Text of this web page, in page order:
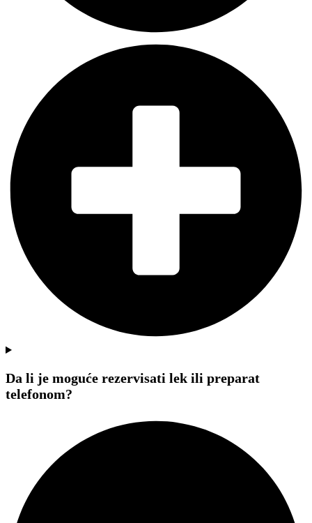
Da li je moguće rezervisati lek ili preparat
telefonom?